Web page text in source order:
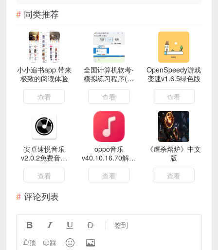
同类推荐
小小追书app 带来
极致的阅读体验
查看
全国计算机软考-
模拟练习程序(高
级) 离线学习版
查看
OpenSpeedy游戏
变速v1.6.5绿色版
查看
安卓速悦音乐
v2.0.2免费音乐
APP
查看
oppo音乐
v40.10.16.70解锁
高级版
查看
《虐杀熔炉》中文
版
查看
评论列表
    签到
顶 踩  